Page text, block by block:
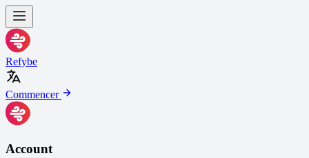
Refybe
Commencer
Account